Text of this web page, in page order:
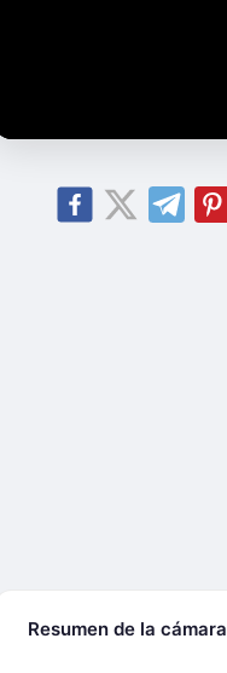
Resumen de la cámara